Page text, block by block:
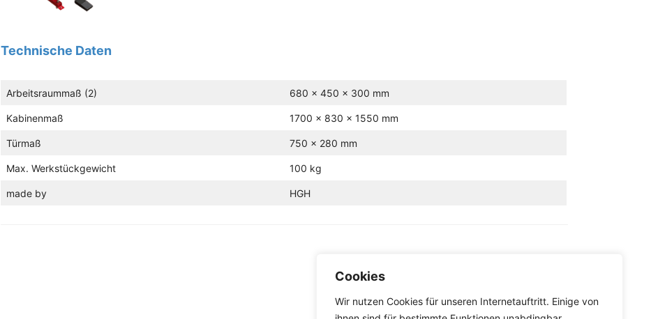
Cookies
Wir nutzen Cookies für unseren Internetauftritt. Einige von
Technische Daten
Arbeitsraummaß (2) 680 x 450 x 300 mm
Kabinenmaß 1700 x 830 x 1550 mm
Türmaß 750 x 280 mm
Max. Werkstückgewicht 100 kg
made by HGH